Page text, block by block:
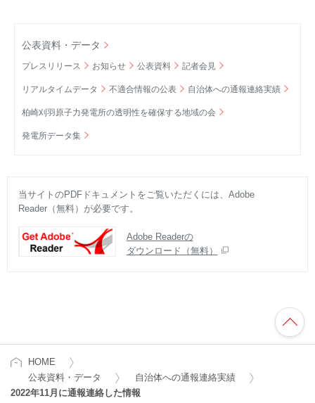
公表資料・データ
プレスリリース お知らせ 公表資料 記者会見
リアルタイムデータ 不適合情報の公表 自治体への通報連絡実績
柏崎刈羽原子力発電所の透明性を確保する地域の会
発電所データ集
当サイトのPDFドキュメントをご覧いただくには、Adobe
Reader（無料）が必要です。
Adobe Readerの
ダウンロード（無料）
HOME
公表資料・データ
自治体への通報連絡実績
2022年11月に通報連絡した情報